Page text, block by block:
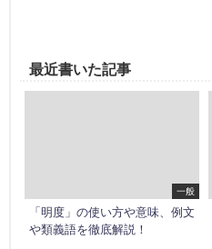
最近書いた記事
一般
「明度」の使い方や意味、例文
や類義語を徹底解説！